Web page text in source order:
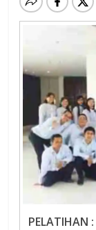
PELATIHAN :